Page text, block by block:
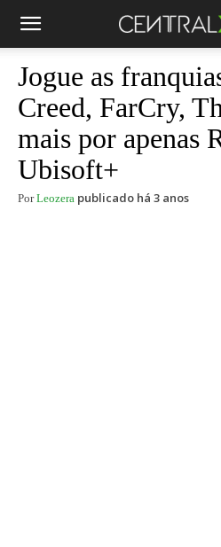
Jogue as
Creed, FarCry,
mais por apenas
Ubisoft+
Por Leozera publicado há 3 anos